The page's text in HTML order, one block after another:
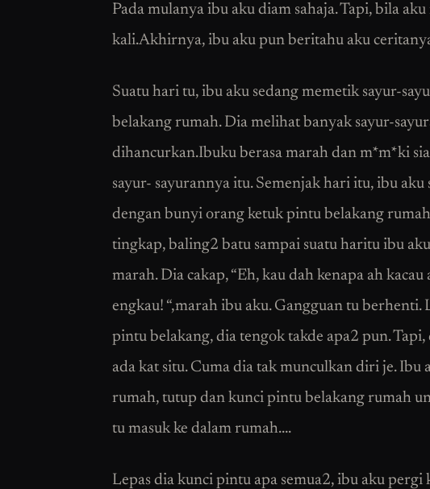
Pada mulanya ibu aku diam sahaja. Tapi, bila
kali.Akhirnya, ibu aku pun beritahu aku
Suatu hari tu, ibu aku sedang memetik sayur-
belakang rumah. Dia melihat banyak sayur-
dihancurkan.Ibuku berasa marah dan m*m*ki
sayur- sayurannya itu. Semenjak hari itu, ibu aku
dengan bunyi orang ketuk pintu belakang
tingkap, baling2 batu sampai suatu haritu ibu
marah. Dia cakap, “Eh, kau dah kenapa ah
engkau! “,marah ibu aku. Gangguan tu berhenti.
pintu belakang, dia tengok takde apa2 pun.
ada kat situ. Cuma dia tak munculkan diri je. Ibu
rumah, tutup dan kunci pintu belakang rumah
tu masuk ke dalam rumah….
Lepas dia kunci pintu apa semua2, ibu aku pergi